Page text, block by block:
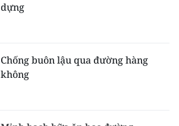
dựng
Chống buôn lậu qua đường hàng
không